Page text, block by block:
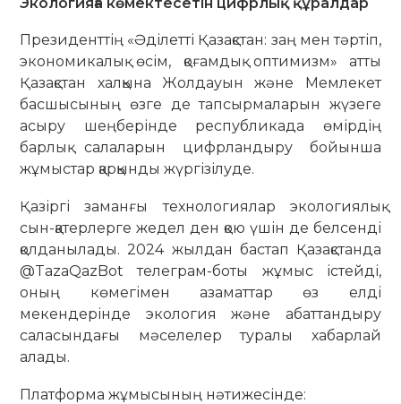
Президенттің «Әділетті Қазақстан: заң мен тәртіп,
экономикалық өсім, қоғамдық оптимизм» атты
Қазақстан халқына Жолдауын және Мемлекет
басшысының өзге де тапсырмаларын жүзеге
асыру шеңберінде республикада өмірдің
барлық салаларын цифрландыру бойынша
жұмыстар қарқынды жүргізілуде.
Қазіргі заманғы технологиялар экологиялық
сын-қатерлерге жедел ден қою үшін де белсенді
қолданылады. 2024 жылдан бастап Қазақстанда
@TazaQazBot телеграм-боты жұмыс істейді,
оның көмегімен азаматтар өз елді
мекендерінде экология және абаттандыру
саласындағы мәселелер туралы хабарлай
алады.
Платформа жұмысының нәтижесінде: